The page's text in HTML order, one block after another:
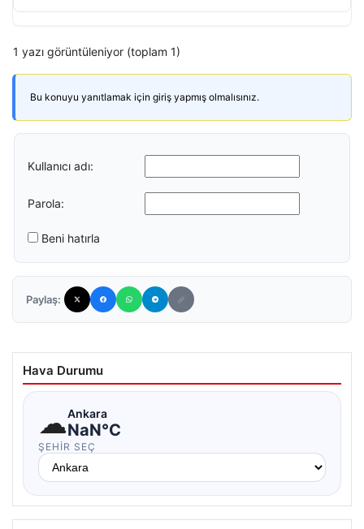
1 yazı görüntüleniyor (toplam 1)
Bu konuyu yanıtlamak için giriş yapmış olmalısınız.
Kullanıcı adı:
Parola:
Beni hatırla
Paylaş:
Hava Durumu
☁Ankara
NaN°C
ŞEHIR SEÇ